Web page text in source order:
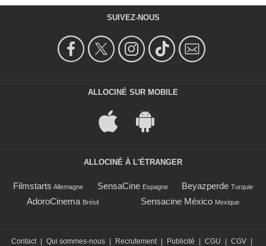
SUIVEZ-NOUS
ALLOCINÉ SUR MOBILE
ALLOCINÉ À L'ÉTRANGER
Filmstarts Allemagne SensaCine Espagne Beyazperde Turquie
AdoroCinema Brésil Sensacine México Mexique
Contact | Qui sommes-nous | Recrutement | Publicité | CGU | CGV |